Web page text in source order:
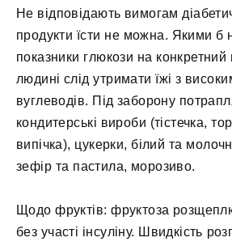
Не відповідають вимогам
продукти їсти не можна. Якими б
показники глюкози на
людині слід утримати їжі з
вуглеводів. Під заборону
кондитерські вироби (тістечка,
випічка), цукерки, білий та
зефір та пастила, морозиво.
Щодо фруктів: фруктоза
без участі інсуліну. Швидкість